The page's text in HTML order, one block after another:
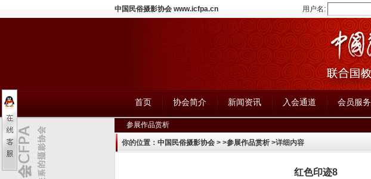
中国民俗摄影协会 www.icfpa.cn 用户名:
首页 协会简介 新闻资讯 入会通道 会员服务
参展作品赏析
你的位置： 中国民俗摄影协会 > >参展作品赏析 >详细内容
红色印迹8